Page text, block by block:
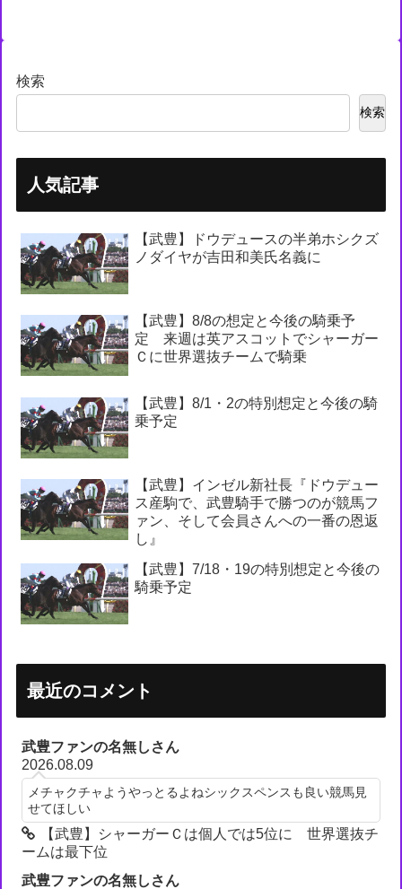
検索
検索
人気記事
【武豊】ドウデュースの半弟ホシクズ
ノダイヤが吉田和美氏名義に
【武豊】8/8の想定と今後の騎乗予
定 来週は英アスコットでシャーガー
Ｃに世界選抜チームで騎乗
【武豊】8/1・2の特別想定と今後の騎
乗予定
【武豊】インゼル新社長『ドウデュー
ス産駒で、武豊騎手で勝つのが競馬フ
ァン、そして会員さんへの一番の恩返
し』
【武豊】7/18・19の特別想定と今後の
騎乗予定
最近のコメント
武豊ファンの名無しさん
2026.08.09
メチャクチャようやっとるよねシックスペンスも良い競馬見
せてほしい
【武豊】シャーガーＣは個人では5位に 世界選抜チ
ームは最下位
武豊ファンの名無しさん